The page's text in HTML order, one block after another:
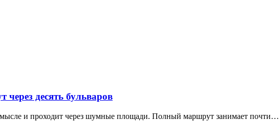
десять бульваров
и проходит через шумные площади. Полный маршрут занимает почти…